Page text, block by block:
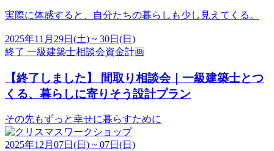
実際に体感すると、自分たちの暮らしも少し見えてくる。
2025年11月29日(土) ~ 30日(日)
終了 一級建築士相談会資金計画
【終了しました】
間取り相談会｜一級建築士とつ
くる、暮らしに寄りそう設計プラン
その先もずっと幸せに暮らすために
2025年12月07日(日) ~ 07日(日)